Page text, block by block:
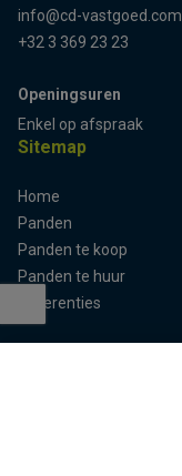
info@cd-vastgoed.com
+32 3 369 23 23
Openingsuren
Enkel op afspraak
Sitemap
Home
Panden
Panden te koop
Panden te huur
Referenties